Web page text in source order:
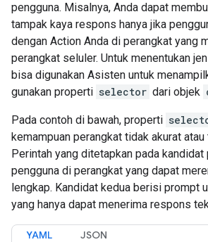
pengguna. Misalnya, Anda dapat
tampak kaya respons hanya jika
dengan Action Anda di perangkat yang
perangkat seluler. Untuk menentukan
bisa digunakan Asisten untuk
gunakan properti selector dari objek
Pada contoh di bawah, properti
kemampuan perangkat tidak akurat
Perintah yang ditetapkan pada
pengguna di perangkat yang dapat
lengkap. Kandidat kedua berisi prompt
yang hanya dapat menerima respons
YAML JSON